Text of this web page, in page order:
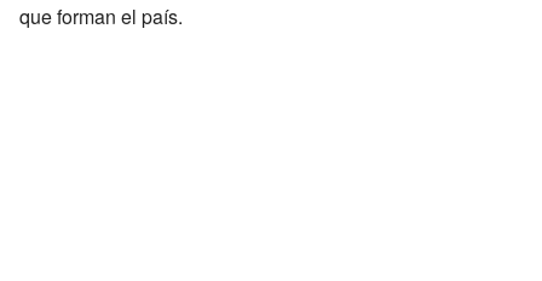
que forman el país.